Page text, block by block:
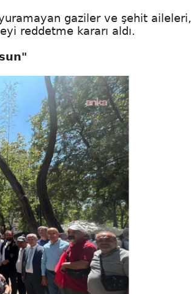
gaziler ve şehit aileleri,
reddetme kararı aldı.